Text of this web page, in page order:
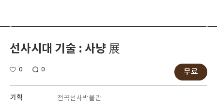
선사시대 기술 : 사냥 展
0 0 무료
기획 전곡선사박물관